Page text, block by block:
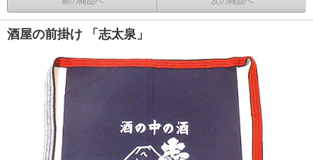
酒屋の前掛け 「志太泉」